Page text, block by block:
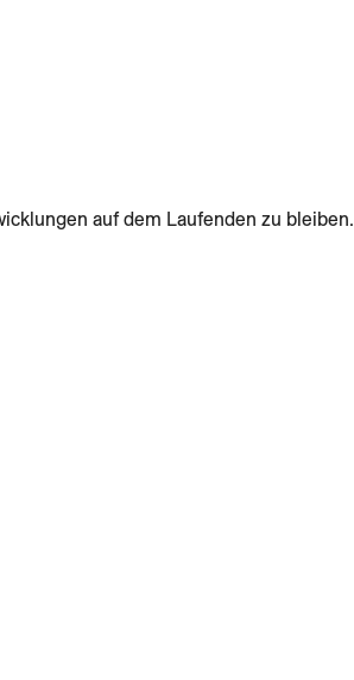
auf dem Laufenden zu bleiben.